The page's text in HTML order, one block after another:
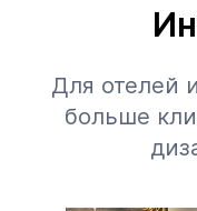
Для отелей
больше